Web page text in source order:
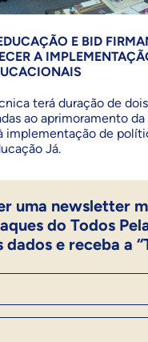
E BID
A
terá duração de
ao aprimoramento da
implementação de
Já.
uma newsletter
do Todos
dados e receba a